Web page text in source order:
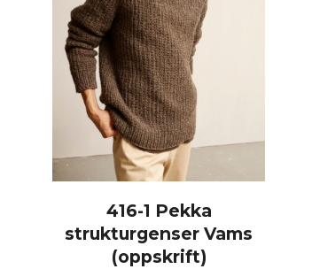
416-1 Pekka
strukturgenser Vams
(oppskrift)